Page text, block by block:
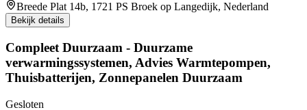
Breede Plat 14b, 1721 PS Broek op Langedijk, Nederland
Bekijk details
Compleet Duurzaam - Duurzame
verwarmingssystemen, Advies Warmtepompen,
Thuisbatterijen, Zonnepanelen Duurzaam
Gesloten